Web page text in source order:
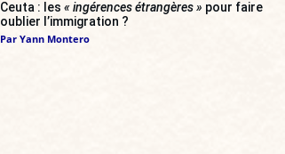
Ceuta : les « ingérences étrangères » pour faire
oublier l’immigration ?
Par Yann Montero